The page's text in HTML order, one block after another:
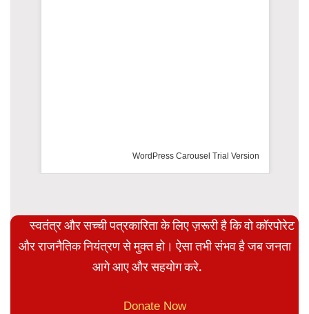
WordPress Carousel Trial Version
स्वतंत्र और सच्ची पत्रकारिता के लिए ज़रूरी है कि वो कॉरपोरेट
और राजनैतिक नियंत्रण से मुक्त हो। ऐसा तभी संभव है जब जनता
आगे आए और सहयोग करे.
Donate Now